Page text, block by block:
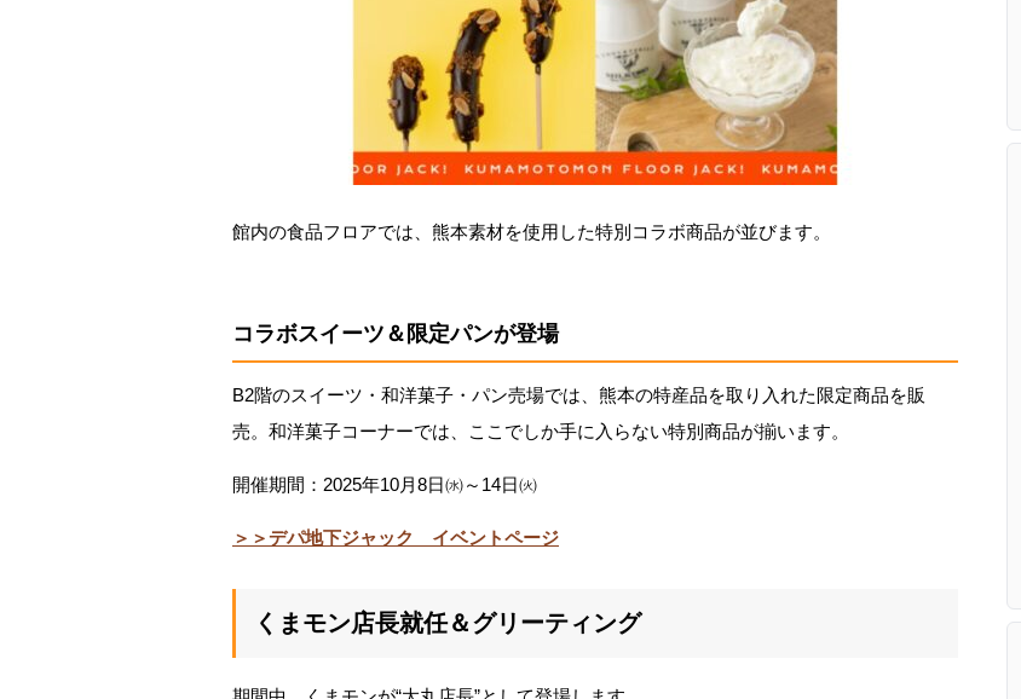
館内の食品フロアでは、熊本素材を使用した特別コラボ商品が並びます。
コラボスイーツ＆限定パンが登場
B2階のスイーツ・和洋菓子・パン売場では、熊本の特産品を取り入れた限定商品を販
売。和洋菓子コーナーでは、ここでしか手に入らない特別商品が揃います。
開催期間：2025年10月8日㈬～14日㈫
＞＞デパ地下ジャック イベントページ
くまモン店長就任＆グリーティング